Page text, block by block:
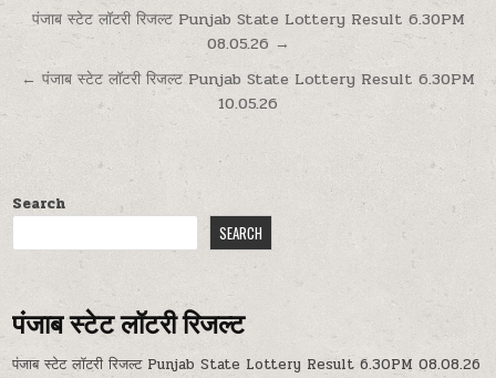
Post
navigation
पंजाब स्टेट लॉटरी रिजल्ट Punjab State Lottery Result 6.30PM
08.05.26 →
← पंजाब स्टेट लॉटरी रिजल्ट Punjab State Lottery Result 6.30PM
10.05.26
Search
SEARCH
पंजाब स्टेट लॉटरी रिजल्ट
पंजाब स्टेट लॉटरी रिजल्ट Punjab State Lottery Result 6.30PM 08.08.26